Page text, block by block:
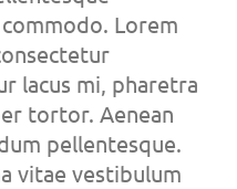
Lorem
lacus mi, pharetra
tortor. Aenean
pellentesque.
vitae vestibulum